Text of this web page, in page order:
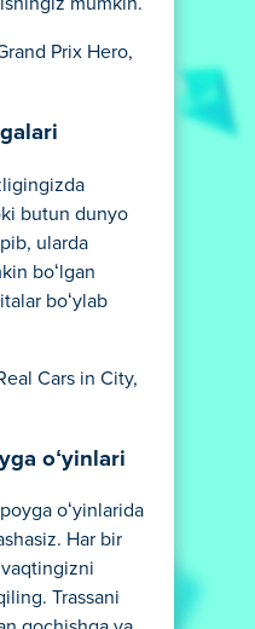
mumkin.
Prix Hero,
butun dunyo
ularda
boʻlgan
boʻylab
Cars in City,
oʻyinlari
oʻyinlarida
Har bir
Trassani